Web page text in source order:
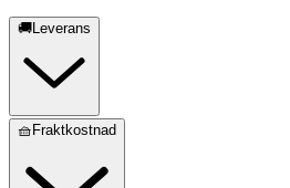
🚚Leverans
🧺Fraktkostnad